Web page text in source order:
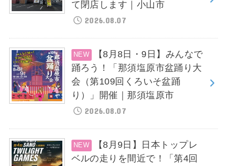
て閉店します｜小山市
2026.08.07
【8月8日・9日】みんなで
踊ろう！「那須塩原市盆踊り大
会（第109回くろいそ盆踊
り）」開催｜那須塩原市
2026.08.07
【8月9日】日本トップレ
ベルの走りを間近で！「第4回